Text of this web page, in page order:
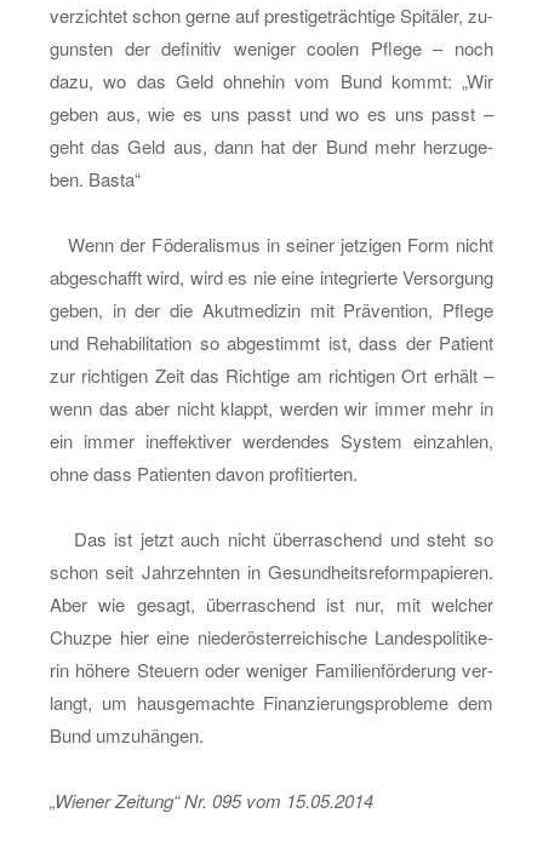
ver­zich­tet schon gerne auf pres­ti­ge­träch­ti­ge Spi­tä­ler, zu­
guns­ten der de­fi­ni­tiv we­ni­ger coo­len Pfle­ge – noch
dazu, wo das Geld oh­ne­hin vom Bund kommt: „Wir
geben aus, wie es uns passt und wo es uns passt –
geht das Geld aus, dann hat der Bund mehr her­zu­ge­
ben. Basta“
Wenn der Fö­de­ra­lis­mus in sei­ner jet­zi­gen Form nicht
ab­ge­schafft wird, wird es nie eine in­te­grier­te Ver­sor­gung
geben, in der die Akut­me­di­zin mit Prä­ven­ti­on, Pfle­ge
und Re­ha­bi­li­ta­ti­on so ab­ge­stimmt ist, dass der Pa­ti­ent
zur rich­ti­gen Zeit das Rich­ti­ge am rich­ti­gen Ort er­hält –
wenn das aber nicht klappt, wer­den wir immer mehr in
ein immer in­ef­fek­ti­ver wer­den­des Sys­tem ein­zah­len,
ohne dass Pa­ti­en­ten davon pro­fi­tier­ten.
Das ist jetzt auch nicht über­ra­schend und steht so
schon seit Jahr­zehn­ten in Ge­sund­heits­re­form­pa­pie­ren.
Aber wie ge­sagt, über­ra­schend ist nur, mit wel­cher
Chuz­pe hier eine nie­der­ös­ter­rei­chi­sche Lan­des­po­li­ti­ke­
rin hö­he­re Steu­ern oder we­ni­ger Fa­mi­li­en­för­de­rung ver­
langt, um haus­ge­mach­te Fi­nan­zie­rungs­pro­ble­me dem
Bund um­zu­hän­gen.
„Wie­ner Zei­tung“ Nr. 095 vom 15.05.2014